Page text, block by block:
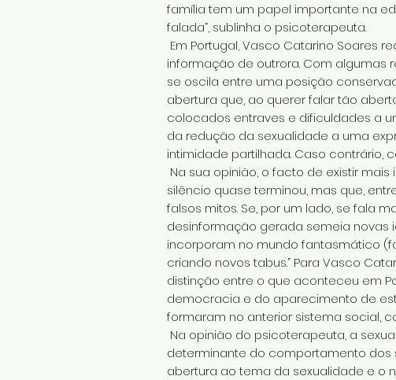
família tem um papel importante na
falada”, sublinha o psicoterapeuta.
Em Portugal, Vasco Catarino Soares
informação de outrora. Com algumas
se oscila entre uma posição
abertura que, ao querer falar tão
colocados entraves e dificuldades a
da redução da sexualidade a uma
intimidade partilhada. Caso contrário,
Na sua opinião, o facto de existir
silêncio quase terminou, mas que,
falsos mitos. Se, por um lado, se fala
desinformação gerada semeia novas
incorporam no mundo fantasmático
criando novos tabus.” Para Vasco
distinção entre o que aconteceu em
democracia e do aparecimento de
formaram no anterior sistema social,
Na opinião do psicoterapeuta, a
determinante do comportamento dos
abertura ao tema da sexualidade e o